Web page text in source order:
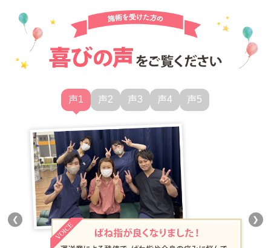
声1 声2 声3 声4 声5
❮ ❯